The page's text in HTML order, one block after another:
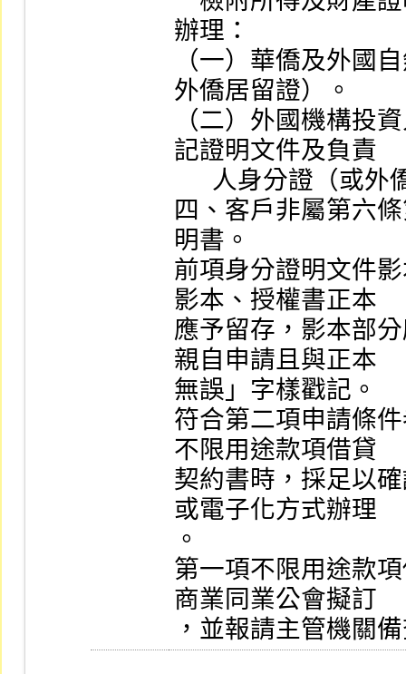
辦理：
（一）華僑及外國
外僑居留證）。
（二）外國機構投
記證明文件及負責
四、客戶非屬第六
明書。
前項身分證明文件
影本、授權書正本
應予留存，影本部
親自申請且與正本
無誤」字樣戳記。
符合第二項申請條
不限用途款項借貸
契約書時，採足以
或電子化方式辦理
。
第一項不限用途款
商業同業公會擬訂
，並報請主管機關